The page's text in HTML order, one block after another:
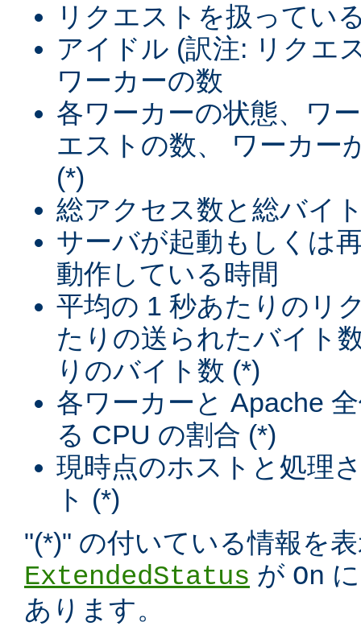
リクエストを扱ってい
アイドル (訳注: リクエ
ワーカーの数
各ワーカーの状態、ワ
エストの数、 ワーカー
(*)
総アクセス数と総バイ
サーバが起動もしくは
動作している時間
平均の 1 秒あたりのリ
たりの送られたバイト
りのバイト数 (*)
各ワーカーと Apache
る CPU の割合 (*)
現時点のホストと処理
ト (*)
"(*)" の付いている情報を
ExtendedStatus が On
あります。